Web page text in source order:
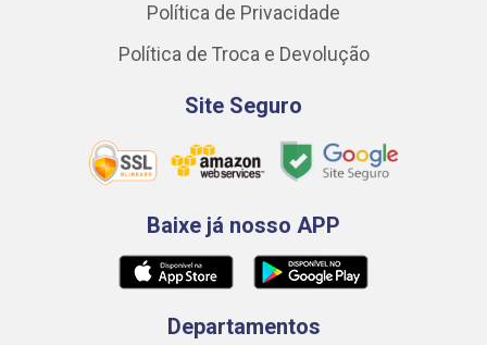
Política de Privacidade
Política de Troca e Devolução
Site Seguro
Baixe já nosso APP
Departamentos